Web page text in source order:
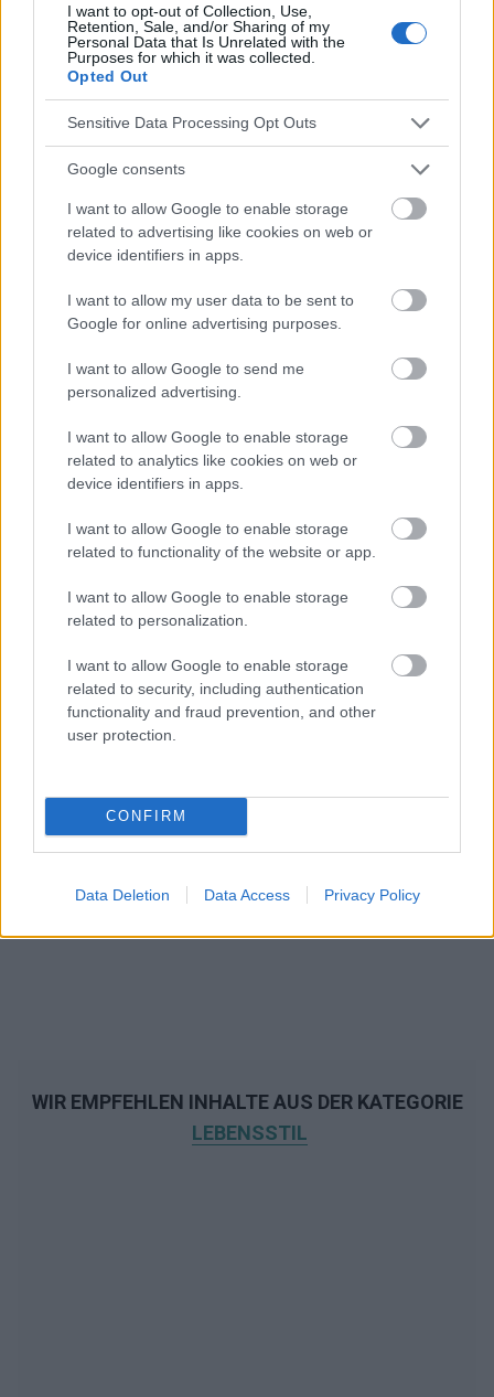
I want to opt-out of Collection, Use,
Retention, Sale, and/or Sharing of my
Personal Data that Is Unrelated with the
Purposes for which it was collected.
Opted Out
Sensitive Data Processing Opt Outs
Google consents
I want to allow Google to enable storage
related to advertising like cookies on web or
device identifiers in apps.
I want to allow my user data to be sent to
Google for online advertising purposes.
I want to allow Google to send me
personalized advertising.
I want to allow Google to enable storage
related to analytics like cookies on web or
device identifiers in apps.
I want to allow Google to enable storage
related to functionality of the website or app.
I want to allow Google to enable storage
related to personalization.
I want to allow Google to enable storage
related to security, including authentication
functionality and fraud prevention, and other
user protection.
CONFIRM
Data Deletion Data Access Privacy Policy
polskim
Bildungs- und Informationszwecken. Der Herausgeber und die
Anwendung verantwortlich. Bevor Sie Ratschläge oder Tipps auf
der Website verwenden, ist es unbedingt erforderlich, einen Arzt
WIR EMPFEHLEN INHALTE AUS DER KATEGORIE
LEBENSSTIL